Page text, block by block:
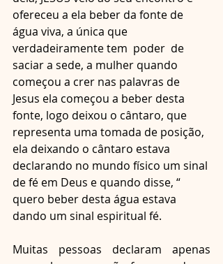
ofereceu a ela beber da fonte de
água viva, a única que
verdadeiramente tem  poder  de
saciar a sede, a mulher quando
começou a crer nas palavras de
Jesus ela começou a beber desta
fonte, logo deixou o cântaro, que
representa uma tomada de posição,
ela deixando o cântaro estava
declarando no mundo físico um sinal
de fé em Deus e quando disse, “
quero beber desta água estava
dando um sinal espiritual fé.
Muitas pessoas declaram apenas